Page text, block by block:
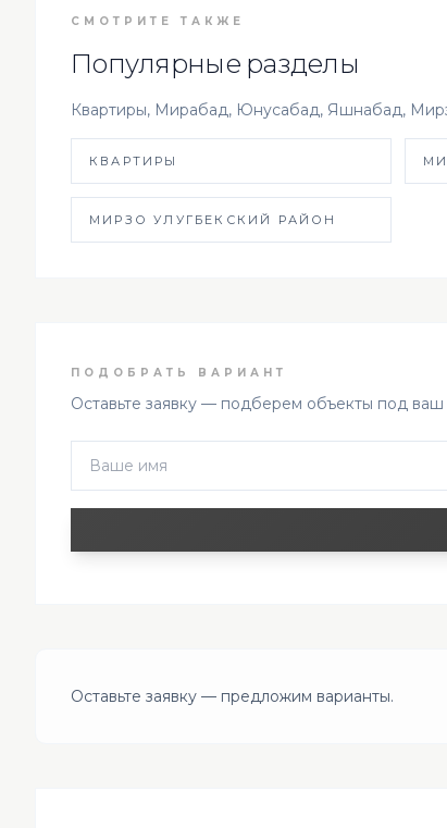
СМОТРИТЕ ТАКЖЕ
Популярные разделы
Квартиры, Мирабад, Юнусабад, Яшнабад,
КВАРТИРЫ
МИРЗО УЛУГБЕКСКИЙ РАЙОН
ПОДОБРАТЬ ВАРИАНТ
Оставьте заявку — подберем объекты под
Оставьте заявку — предложим варианты.